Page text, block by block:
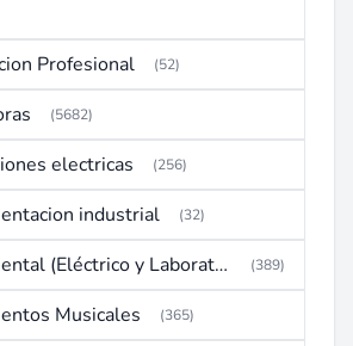
Profesional (52)
(5682)
electricas (256)
industrial (32)
Instrumental (Eléctrico y Laboratorio) (389)
Musicales (365)